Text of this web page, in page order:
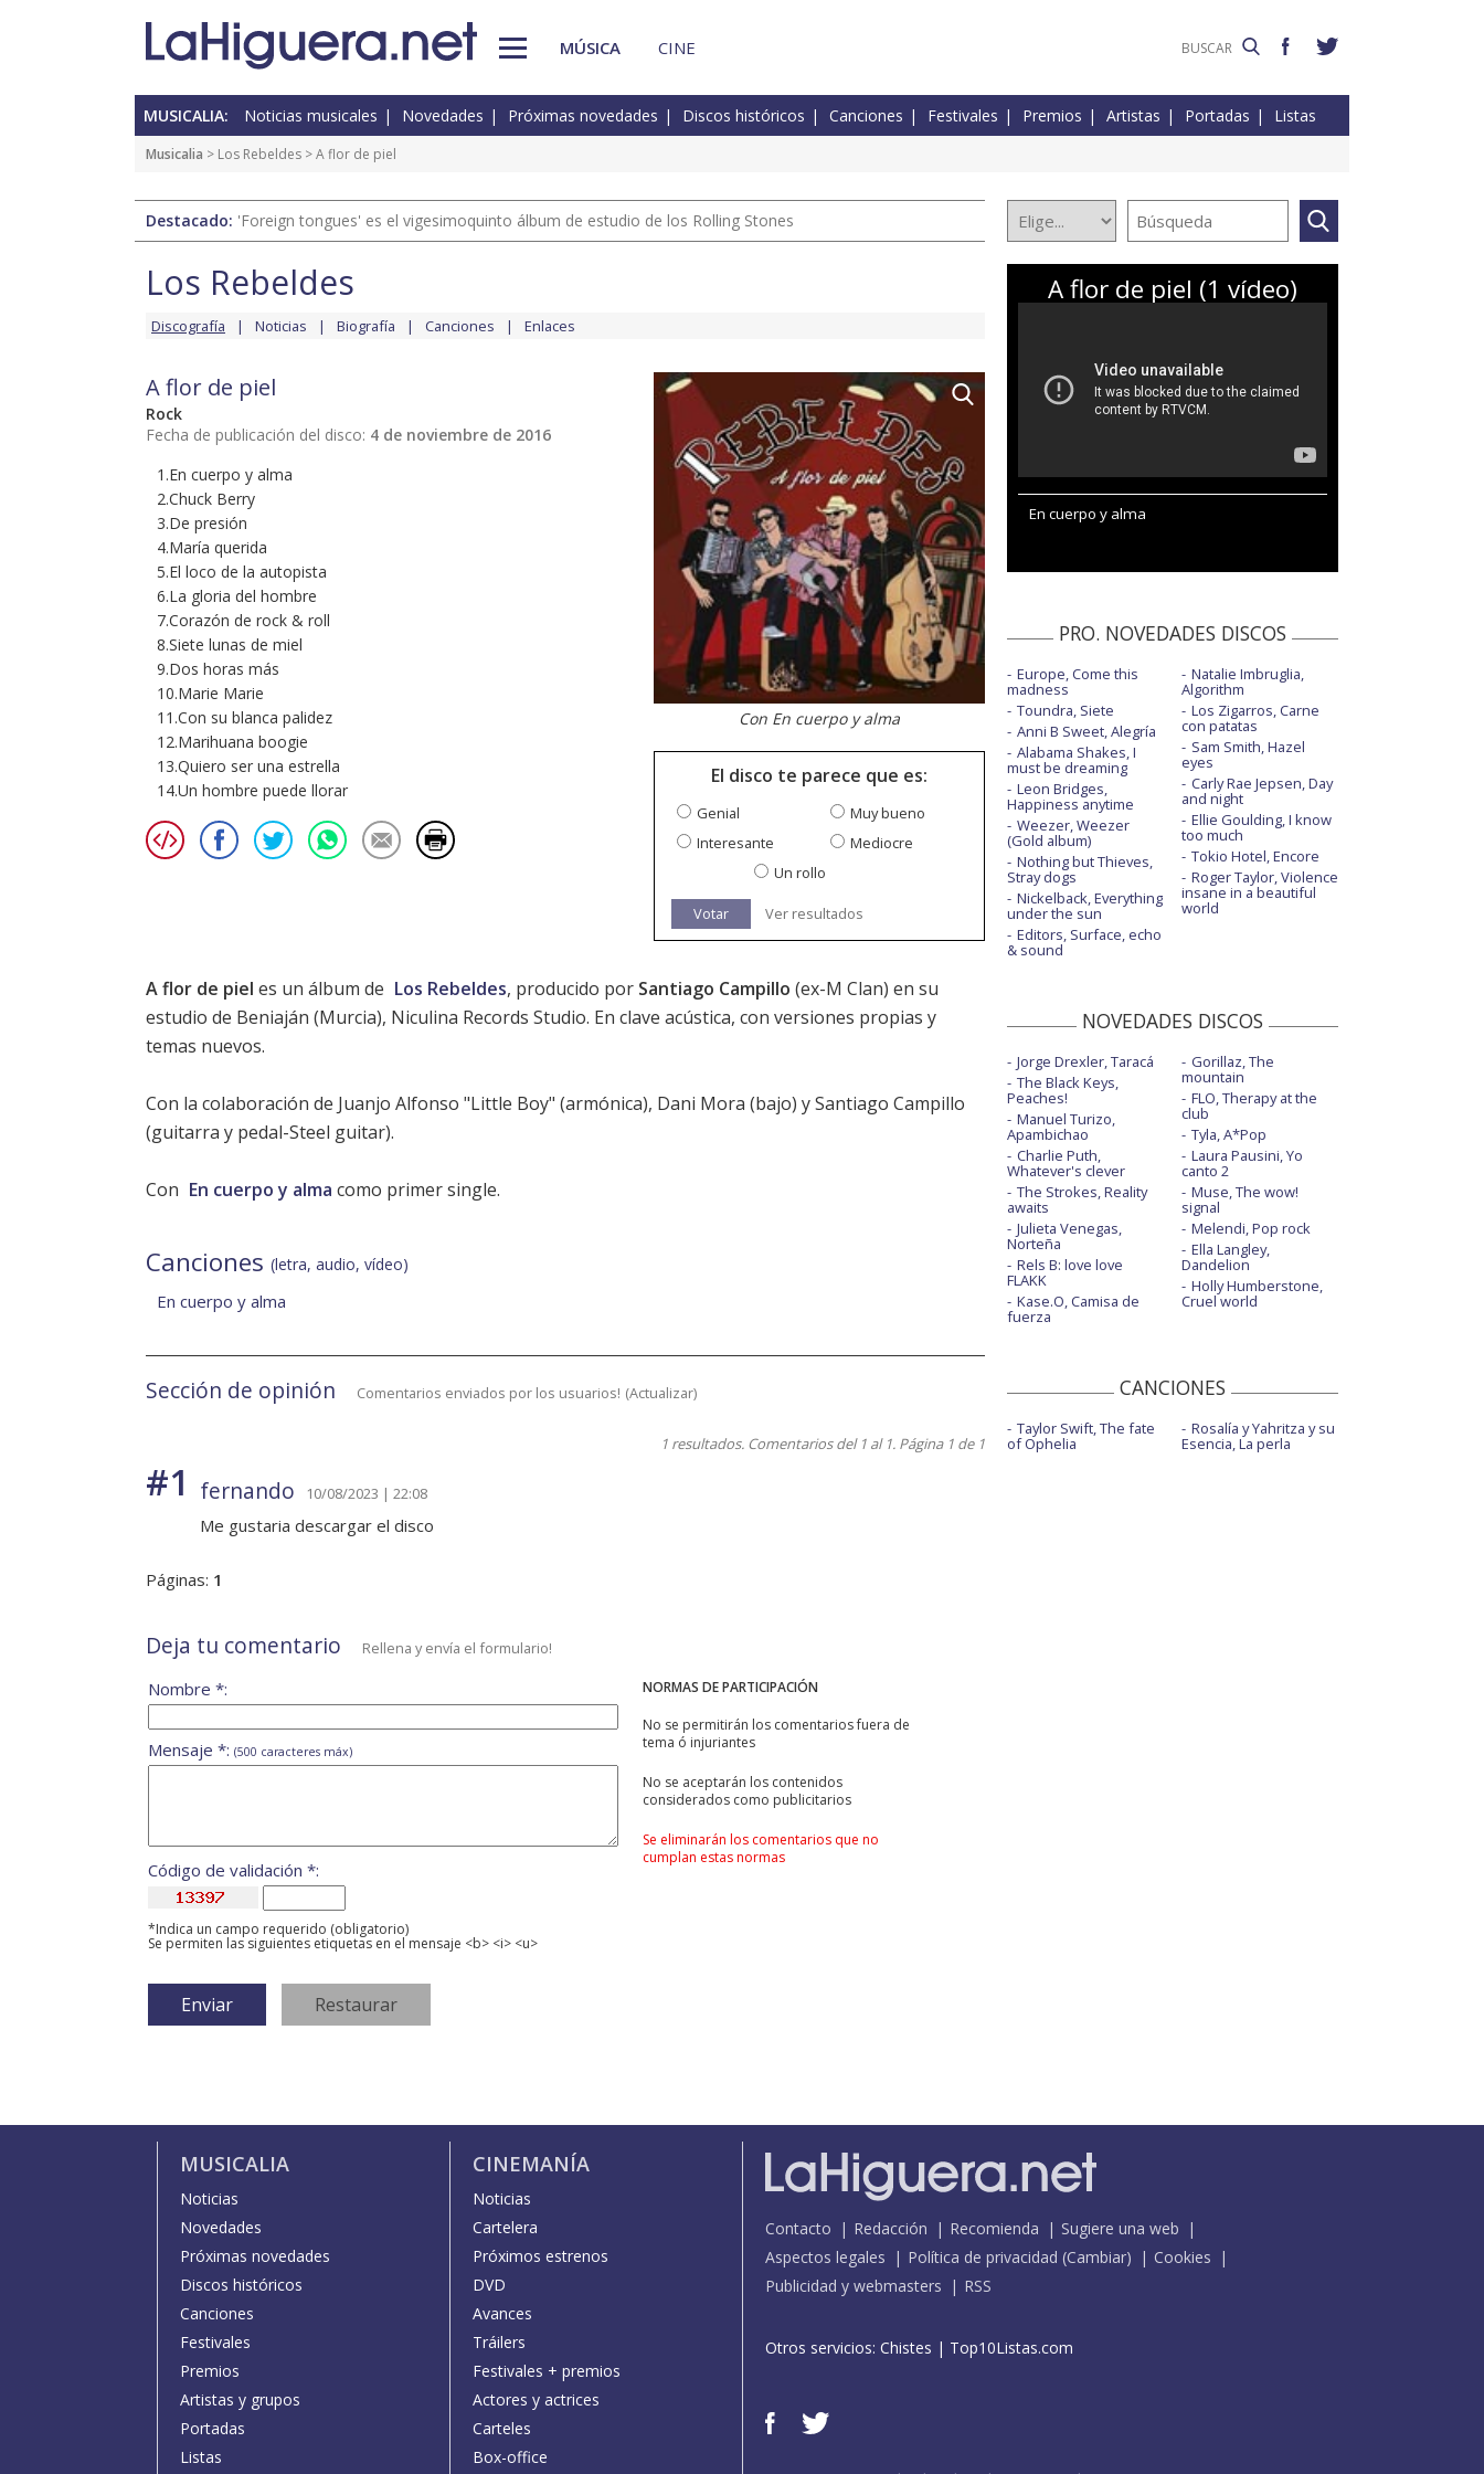
MÚSICA CINE
MUSICALIA: Noticias musicales Novedades Próximas novedades Discos históricos Canciones Festivales Premios Artistas Portadas Listas
Musicalia > Los Rebeldes > A flor de piel
Destacado: 'Foreign tongues' es el vigesimoquinto álbum de estudio de los Rolling Stones
Los Rebeldes
Discografía Noticias Biografía Canciones Enlaces
A flor de piel
Rock
Fecha de publicación del disco: 4 de noviembre de 2016
1.En cuerpo y alma
2.Chuck Berry
3.De presión
4.María querida
5.El loco de la autopista
6.La gloria del hombre
7.Corazón de rock & roll
8.Siete lunas de miel
9.Dos horas más
10.Marie Marie
11.Con su blanca palidez
12.Marihuana boogie
13.Quiero ser una estrella
14.Un hombre puede llorar
Con En cuerpo y alma
El disco te parece que es:
Genial
Muy bueno
Interesante
Mediocre
Un rollo
Votar Ver resultados
A flor de piel es un álbum de Los Rebeldes, producido por Santiago Campillo (ex-M Clan) en su
estudio de Beniaján (Murcia), Niculina Records Studio. En clave acústica, con versiones propias y
temas nuevos.
Con la colaboración de Juanjo Alfonso "Little Boy" (armónica), Dani Mora (bajo) y Santiago Campillo
(guitarra y pedal-Steel guitar).
Con En cuerpo y alma como primer single.
Canciones (letra, audio, vídeo)
En cuerpo y alma
Sección de opinión Comentarios enviados por los usuarios! (Actualizar)
1 resultados. Comentarios del 1 al 1. Página 1 de 1
#1 fernando 10/08/2023 | 22:08
Me gustaria descargar el disco
Páginas: 1
Deja tu comentario Rellena y envía el formulario!
NORMAS DE PARTICIPACIÓN
No se permitirán los comentarios fuera de
tema ó injuriantes
No se aceptarán los contenidos
considerados como publicitarios
Se eliminarán los comentarios que no
cumplan estas normas
Nombre *:
Mensaje *: (500 caracteres máx)
Código de validación *:
*Indica un campo requerido (obligatorio)
Se permiten las siguientes etiquetas en el mensaje <b> <i> <u>
A flor de piel (1 vídeo)
En cuerpo y alma
PRO. NOVEDADES DISCOS
Europe, Come this
madness
Toundra, Siete
Anni B Sweet, Alegría
Alabama Shakes, I
must be dreaming
Leon Bridges,
Happiness anytime
Weezer, Weezer
(Gold album)
Nothing but Thieves,
Stray dogs
Nickelback, Everything
under the sun
Editors, Surface, echo
& sound
Natalie Imbruglia,
Algorithm
Los Zigarros, Carne
con patatas
Sam Smith, Hazel
eyes
Carly Rae Jepsen, Day
and night
Ellie Goulding, I know
too much
Tokio Hotel, Encore
Roger Taylor, Violence
insane in a beautiful
world
NOVEDADES DISCOS
Jorge Drexler, Taracá
The Black Keys,
Peaches!
Manuel Turizo,
Apambichao
Charlie Puth,
Whatever's clever
The Strokes, Reality
awaits
Julieta Venegas,
Norteña
Rels B: love love
FLAKK
Kase.O, Camisa de
fuerza
Gorillaz, The
mountain
FLO, Therapy at the
club
Tyla, A*Pop
Laura Pausini, Yo
canto 2
Muse, The wow!
signal
Melendi, Pop rock
Ella Langley,
Dandelion
Holly Humberstone,
Cruel world
CANCIONES
Taylor Swift, The fate
of Ophelia
Rosalía y Yahritza y su
Esencia, La perla
MUSICALIA
Noticias
Novedades
Próximas novedades
Discos históricos
Canciones
Festivales
Premios
Artistas y grupos
Portadas
Listas
CINEMANÍA
Noticias
Cartelera
Próximos estrenos
DVD
Avances
Tráilers
Festivales + premios
Actores y actrices
Carteles
Box-office
Contacto Redacción Recomienda
Sugiere una web
Aspectos legales
Política de privacidad (Cambiar)
Cookies
Publicidad y webmasters
RSS
Otros servicios: Chistes | Top10Listas.com